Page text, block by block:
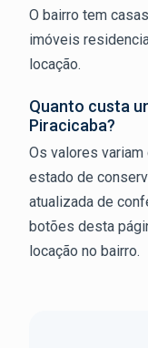
O bairro tem
imóveis
locação.
Quanto custa
Piracicaba?
Os valores
estado de
atualizada de
botões desta
locação no bairro.